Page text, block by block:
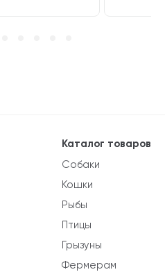
Каталог товаров
Собаки
Кошки
Рыбы
Птицы
Грызуны
Фермерам